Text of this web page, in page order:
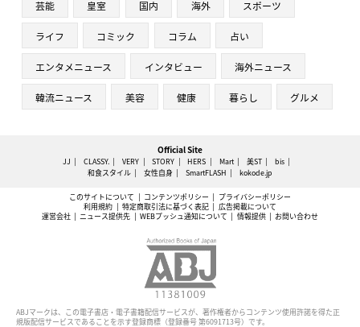
芸能 皇室 国内 海外 スポーツ
ライフ コミック コラム 占い
エンタメニュース インタビュー 海外ニュース
韓流ニュース 美容 健康 暮らし グルメ
Official Site
JJ CLASSY. VERY STORY HERS Mart 美ST
bis
和食スタイル
女性自身 SmartFLASH kokode.jp
このサイトについて コンテンツポリシー
プライバシーポリシー
利用規約
特定商取引法に基づく表記
広告掲載について
運営会社
ニュース提供先 WEBプッシュ通知について 情報提供 お問い合わせ
ABJマークは、この電子書店・電子書籍配信サービスが、著作権者からコンテンツ使用許諾を得た正
規版配信サービスであることを示す登録商標（登録番号 第6091713号）です。